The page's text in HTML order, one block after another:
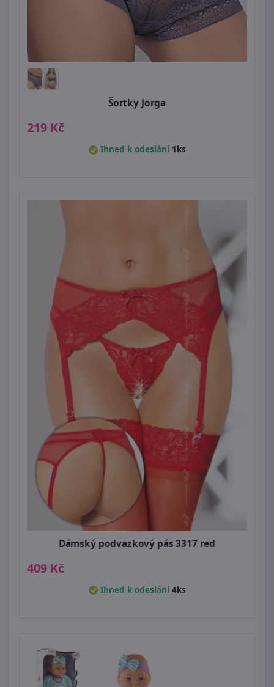
Šortky Jorga
219 Kč
Ihned k odeslání 1ks
Dámský podvazkový pás 3317 red
409 Kč
Ihned k odeslání4ks